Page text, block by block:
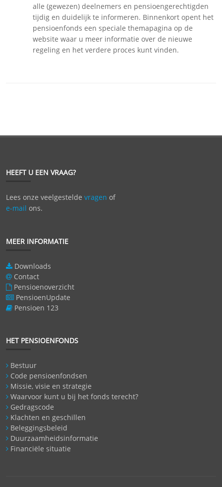
alle (gewezen) deelnemers en pensioengerechtigden
tijdig en duidelijk te informeren. Binnenkort opent het
pensioenfonds een speciale themapagina op de
website waar u meer informatie over de nieuwe
regeling en het verdere proces kunt vinden.
HEEFT U EEN VRAAG?
Lees onze veelgestelde vragen of
e-mail ons.
MEER INFORMATIE
Downloads
Contact
Pensioenoverzicht
PensioenUpdate
Pensioen 123
HET PENSIOENFONDS
Bestuur
Code pensioenfondsen
Missie, visie en strategie
Waarvoor kunt u bij het fonds terecht?
Gedragscode
Klachten en geschillen
Beleggingsbeleid
Duurzaamheidsinformatie
Financiële situatie